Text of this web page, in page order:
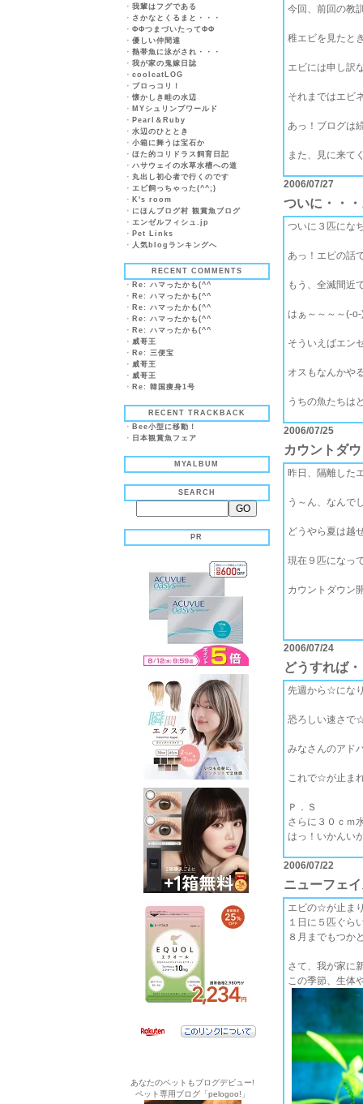
・ 我輩はフグである
・ さかなとくるまと・・・
・ ΦΦつまづいたってΦΦ
・ 優しい仲間達
・ 熱帯魚に泳がされ・・・
・ 我が家の鬼嫁日誌
・ coolcatLOG
・ ブロっコリ！
・ 懐かしき畦の水辺
・ MYシュリンプワールド
・ Pearl＆Ruby
・ 水辺のひととき
・ 小箱に舞うは宝石か
・ ほた的コリドラス飼育日記
・ ハサウェイの水草水槽への道
・ 丸出し初心者で行くのです
・ エビ飼っちゃった(^^;)
・ K's room
・ にほんブログ村 観賞魚ブログ
・ エンゼルフィシュ.jp
・ Pet Links
・ 人気blogランキングへ
RECENT COMMENTS
・ Re: ハマったかも(^^ゞ
・ Re: ハマったかも(^^ゞ
・ Re: ハマったかも(^^ゞ
・ Re: ハマったかも(^^ゞ
・ Re: ハマったかも(^^ゞ
・ 威哥王
・ Re: 三便宝
・ 威哥王
・ 威哥王
・ Re: 韓国痩身1号
RECENT TRACKBACK
・ Bee小型に移動！
・ 日本観賞魚フェア
MYALBUM
SEARCH
PR
あなたのペットもブログデビュー!
ペット専用ブログ「pelogoo!」
今回、前回の教
稚エビを見たと
エビには申し訳
それまではエビ
あっ！ブログは
また、見に来て
2006/07/27
ついに・・
ついに３匹にな
あっ！エビの話
もう、全滅間近
はぁ～～～～(-o-
そういえばエン
オスもなんかや
うちの魚たちは
2006/07/25
カウントダ
昨日、隔離した
う～ん、なんで
どうやら夏は越
現在９匹になっ
カウントダウン
2006/07/24
どうすれば
先週から☆にな
恐ろしい速さで
みなさんのアド
これで☆が止ま
Ｐ．Ｓ
さらに３０ｃｍ
はっ！いかんい
2006/07/22
ニューフェ
エビの☆が止ま
１日に５匹ぐら
８月までもつか
さて、我が家に
この季節、生体